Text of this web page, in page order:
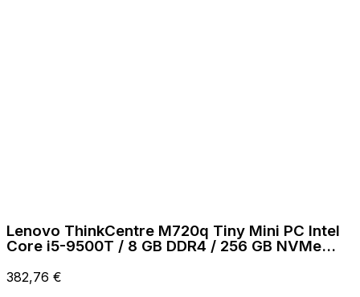
Lenovo ThinkCentre M720q Tiny Mini PC Intel
Core i5-9500T / 8 GB DDR4 / 256 GB NVMe
382,76 €